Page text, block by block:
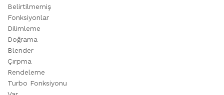
Belirtilmemiş
Fonksiyonlar
Dilimleme
Doğrama
Blender
Çırpma
Rendeleme
Turbo Fonksiyonu